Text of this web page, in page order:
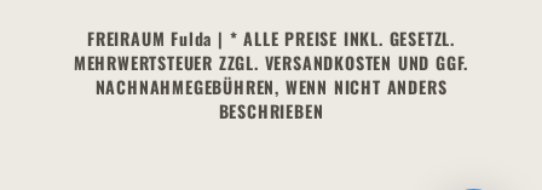
FREIRAUM Fulda | * ALLE PREISE INKL. GESETZL.
MEHRWERTSTEUER ZZGL. VERSANDKOSTEN UND GGF.
NACHNAHMEGEBÜHREN, WENN NICHT ANDERS
BESCHRIEBEN